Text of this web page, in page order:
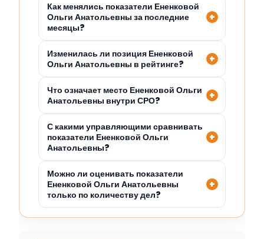
Как менялись показатели Ененковой
Ольги Анатольевны за последние
месяцы?
Изменилась ли позиция Ененковой
Ольги Анатольевны в рейтинге?
Что означает место Ененковой Ольги
Анатольевны внутри СРО?
С какими управляющими сравнивать
показатели Ененковой Ольги
Анатольевны?
Можно ли оценивать показатели
Ененковой Ольги Анатольевны
только по количеству дел?